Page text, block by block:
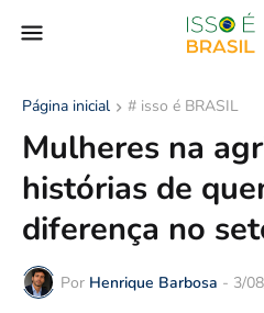
Página inicial # isso é BRASIL
Mulheres na
histórias de
diferença no
Por Henrique Barbosa - 3/